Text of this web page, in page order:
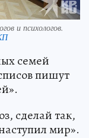
и психологов.
семей
пишут
сделай так,
мир».